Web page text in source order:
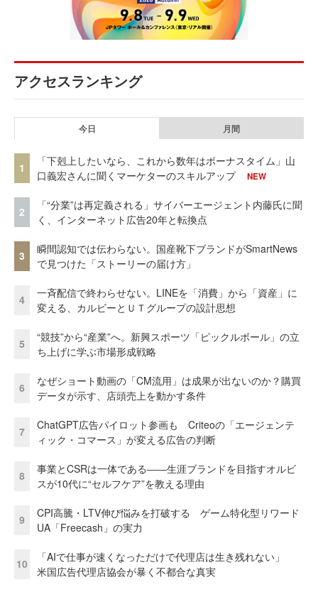
アクセスランキング
今日 月間
1
「下剋上したいなら、これから数年はボーナスタイム」山
口義宏さんに聞くマーケターのスキルアップ
NEW
2
「“分業”は再定義される」サイバーエージェント内藤氏に聞
く、インターネット広告20年と転換点
3
瞬間認知では伝わらない。国産靴下ブランドがSmartNews
で見つけた「ストーリーの届け方」
4
一斉配信で終わらせない。LINEを「消費」から「資産」に
変える、カルビーとＵＴグループの設計思想
5
“競技”から“産業”へ。新興スポーツ「ピックルボール」の立
ち上げに学ぶ市場形成戦略
6
なぜショート動画の「CM流用」は成果が出ないのか？購買
データが示す、店頭売上を動かす条件
7
ChatGPT広告パイロット参画も Criteoの「エージェンテ
ィック・コマース」が変える広告の判断
8
事業とCSRは一体である――生涯ブランドを目指すオルビ
スが10代に“セルフケア”を教える理由
9
CPI高騰・LTV伸び悩みを打破する ゲーム特化型リワード
UA「Freecash」の実力
10
「AIで仕事が速くなっただけで代理店は生き残れない」
米国広告代理店協会が暴く不都合な真実